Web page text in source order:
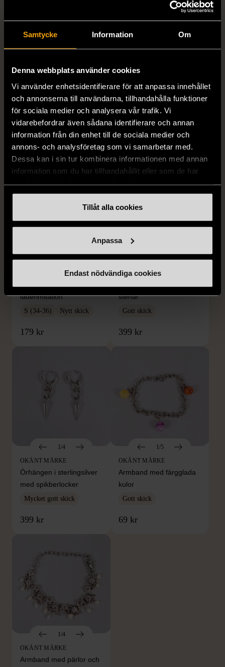
Samtycke Information Om
Denna webbplats använder cookies
Vi använder enhetsidentifierare för att anpassa innehållet
och annonserna till användarna, tillhandahålla funktioner
för sociala medier och analysera vår trafik. Vi
vidarebefordrar även sådana identifierare och annan
information från din enhet till de sociala medier och
annons- och analysföretag som vi samarbetar med.
Dessa kan i sin tur kombinera informationen med annan
information som du har tillhandahållit eller som de har
Tillåt alla cookies
Anpassa
Endast nödvändiga cookies
1/5
MISSONI
Missoni - Klänning -
Vintage
S (34-36) Gott skick
999 kr
1/5
GIANFRANCO FERRE
STUDIO
Kjol - Silke - Premium
Vintage
S (34-36)
Mycket gott skick
999 kr
DOBBER
Dobber - Beige byxor
läderimitation
S (34-36) Nytt skick
179 kr
KUMKUM
KumKum Ring i
stenar
Gott skick
399 kr
1/4
OKÄNT MÄRKE
Örhängen i sterlingsilver
med spikberlocker
Mycket gott skick
399 kr
1/5
OKÄNT MÄRKE
Armband med färgglada
kulor
Gott skick
69 kr
1/4
OKÄNT MÄRKE
Armband med pärlor och